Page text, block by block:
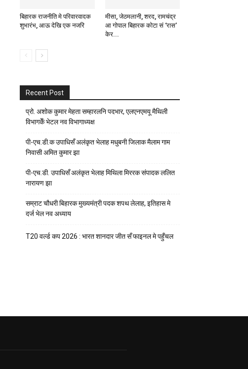
बिहारक राजनीति मे परिवारवादक
शुभारंभ, आऊ देखि एक नजरि
मीसा, जेठमलानी, शरद, रामचंद्र
आ गोपाल बिहारक कोटा सं ‘रास’
केर...
Recent Post
प्रो. अशोक कुमार मेहता सम्हारलनि पदभार, एलएनएमयू मैथिली
विभागकेँ भेटल नव विभागाध्यक्ष
पी-एच.डी.क उपाधिसँ अलंकृत भेलाह मधुबनी जिलाक मैलाम गाम
निवासी अमित कुमार झा
पी-एच.डी. उपाधिसँ अलंकृत भेलाह मिथिला मिररक संपादक ललित
नारायण झा
सम्राट चौधरी बिहारक मुख्यमंत्री पदक शपथ लेलाह, इतिहास मे
दर्ज भेल नव अध्याय
T20 वर्ल्ड कप 2026 : भारत शानदार जीत सँ फाइनल मे पहुँचल